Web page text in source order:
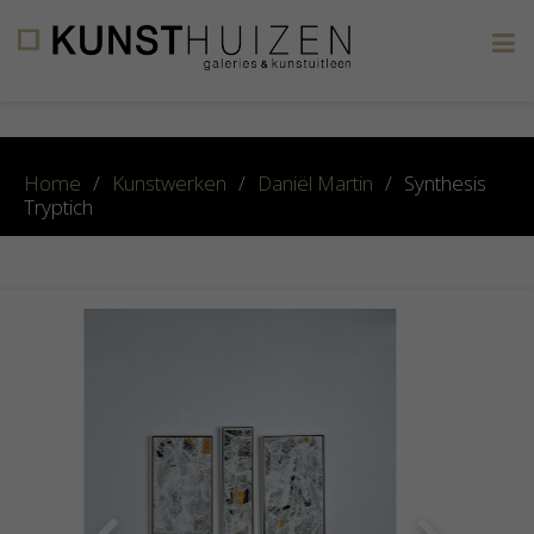
Home / Kunstwerken / Daniël Martin / Synthesis
Tryptich